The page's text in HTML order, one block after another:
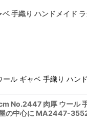
手織り ハンドメイド
ル ギャベ 手織り ハン
No.2447 肉厚 ウール
屋の中心に MA2447-